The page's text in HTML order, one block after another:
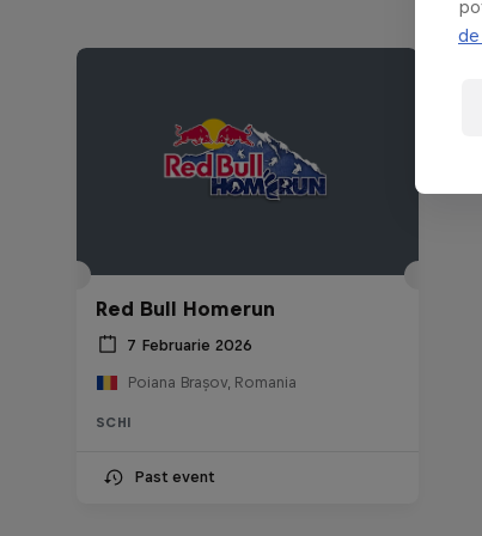
Red Bull Homerun
7 Februarie 2026
Poiana Brașov, Romania
SCHI
Past event